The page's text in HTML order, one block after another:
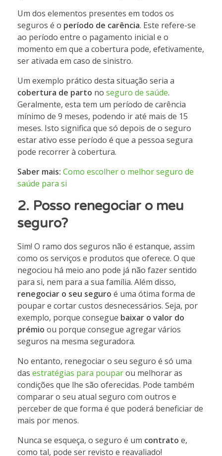
Um dos elementos presentes em todos os
seguros é o período de carência. Este refere-se
ao período entre o pagamento inicial e o
momento em que a cobertura pode, efetivamente,
ser ativada em caso de sinistro.
Um exemplo prático desta situação seria a
cobertura de parto no seguro de saúde.
Geralmente, esta tem um período de carência
mínimo de 9 meses, podendo ir até mais de 15
meses. Isto significa que só depois de o seguro
estar ativo esse período é que a pessoa segura
pode recorrer à cobertura.
Saber mais: Como escolher o melhor seguro de
saúde para si
2. Posso renegociar o meu
seguro?
Sim! O ramo dos seguros não é estanque, assim
como os serviços e produtos que oferece. O que
negociou há meio ano pode já não fazer sentido
para si, nem para a sua família. Além disso,
renegociar o seu seguro é uma ótima forma de
poupar e cortar custos desnecessários. Seja, por
exemplo, porque consegue baixar o valor do
prémio ou porque consegue agregar vários
seguros na mesma seguradora.
No entanto, renegociar o seu seguro é só uma
das estratégias para pouparou melhorar as
condições que lhe são oferecidas. Pode também
comparar o seu atual seguro com outros e
perceber de que forma é que poderá beneficiar de
mais por menos.
Nunca se esqueça, o seguro é um contrato e,
como tal, pode ser revisto e reavaliado!